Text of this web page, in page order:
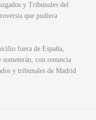
y Tribunales del
que pudiera
fuera de España,
someterán, con renuncia
y tribunales de Madrid